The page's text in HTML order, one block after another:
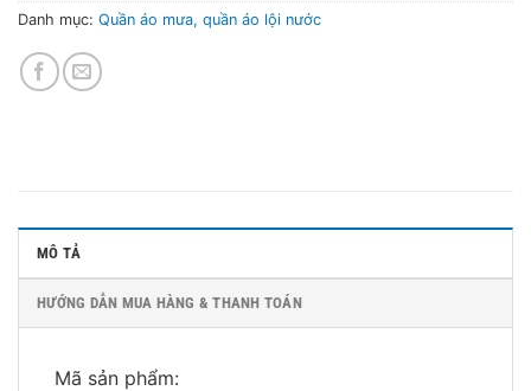
Danh mục: Quần áo mưa, quần áo lội nước
MÔ TẢ
HƯỚNG DẪN MUA HÀNG & THANH TOÁN
Mã sản phẩm: